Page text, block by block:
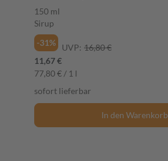
150 ml
Sirup
-31%
UVP: 16,80 €
11,67 €
77,80 € / 1 l
sofort lieferbar
In den Warenkorb